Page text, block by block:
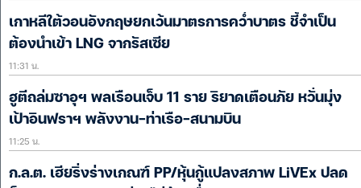
เกาหลีใต้วอนอังกฤษยกเว้นมาตรการคว่ำบาตร ชี้จำเป็น
ต้องนำเข้า LNG จากรัสเซีย
11:31 น.
ฮูตีถล่มซาอุฯ พลเรือนเจ็บ 11 ราย ริยาดเตือนภัย หวั่นมุ่ง
เป้าอินฟราฯ พลังงาน-ท่าเรือ-สนามบิน
11:25 น.
ก.ล.ต. เฮียริ่งร่างเกณฑ์ PP/หุ้นกู้แปลงสภาพ LiVEx ปลด